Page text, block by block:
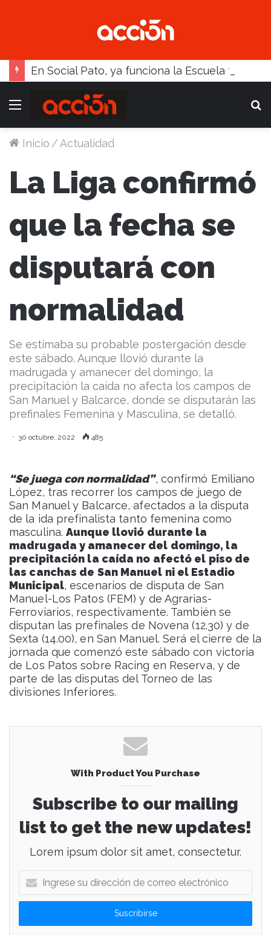
Menú
Inicio /Actualidad
La Liga confirmó
que la fecha se
disputará con
normalidad
Se estimaba su probable postergación desde
este sábado. Aunque llovió durante la
madrugada y amanecer del domingo, la
precipitación la caída no afecta los campos de
San Manuel y Balcarce, donde se disputarán las
prefinales Femenina y Masculina, se detalló.
30 octubre, 2022 485
“Se juega con normalidad”, confirmó Emiliano
López, tras recorrer los campos de juego de
San Manuel y Balcarce, afectados a la disputa
de la ida prefinalista tanto femenina como
masculina.Aunque llovió durante la
madrugada y amanecer del domingo, la
precipitación la caída no afectó el piso de
las canchas de San Manuel ni el Estadio
Municipal, escenarios de disputa de San
Manuel-Los Patos (FEM) y de Agrarias-
Ferroviarios, respectivamente. También se
disputan las prefinales de Novena (12.30) y de
Sexta (14.00), en San Manuel. Será el cierre de la
jornada que comenzó este sábado con victoria
de Los Patos sobre Racing en Reserva, y de
parte de las disputas del Torneo de las
divisiones Inferiores.
With Product You Purchase
Subscribe to our mailing
list to get the new updates!
Lorem ipsum dolor sit amet, consectetur.
g
e